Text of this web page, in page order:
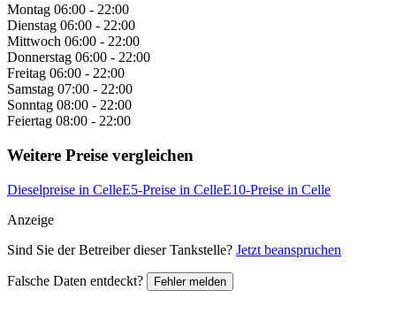
Montag 06:00 - 22:00
Dienstag 06:00 - 22:00
Mittwoch 06:00 - 22:00
Donnerstag 06:00 - 22:00
Freitag 06:00 - 22:00
Samstag 07:00 - 22:00
Sonntag 08:00 - 22:00
Feiertag 08:00 - 22:00
Weitere Preise vergleichen
Dieselpreise in CelleE5-Preise in CelleE10-Preise in Celle
Anzeige
Sind Sie der Betreiber dieser Tankstelle? Jetzt beanspruchen
Falsche Daten entdeckt? Fehler melden